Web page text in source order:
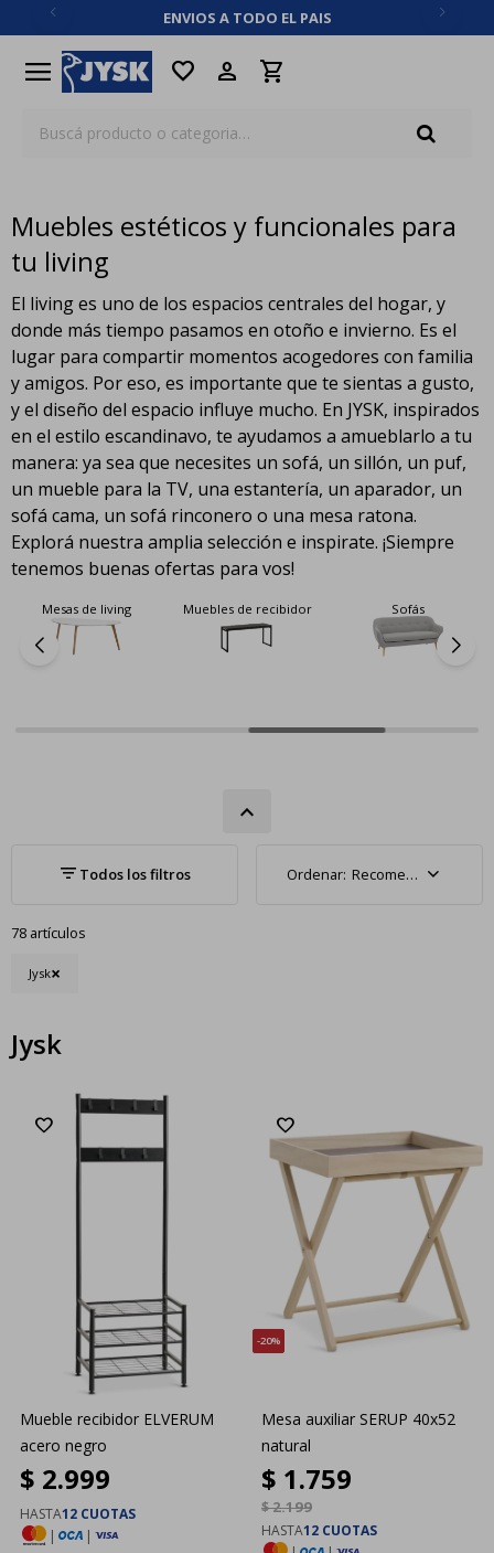
ENVIOS A TODO EL PAIS
menu favorite
Muebles estéticos y funcionales para
tu living
El living es uno de los espacios centrales del hogar, y
donde más tiempo pasamos en otoño e invierno. Es el
lugar para compartir momentos acogedores con familia
y amigos. Por eso, es importante que te sientas a gusto,
y el diseño del espacio influye mucho. En JYSK, inspirados
en el estilo escandinavo, te ayudamos a amueblarlo a tu
manera: ya sea que necesites un sofá, un sillón, un puf,
un mueble para la TV, una estantería, un aparador, un
sofá cama, un sofá rinconero o una mesa ratona.
Explorá nuestra amplia selección e inspirate. ¡Siempre
tenemos buenas ofertas para vos!
Mesas de living Muebles de recibidor Sofás
Recomendados
78 artículos
Jysk
Jysk
Mueble recibidor ELVERUM
acero negro
$ 2.999
HASTA12 CUOTAS
|
|
20
Mesa auxiliar SERUP 40x52
natural
$ 1.759
$2.199
HASTA12 CUOTAS
close